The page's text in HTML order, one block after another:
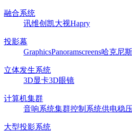
融合系统
讯维创凯大视Hapry
投影幕
GraphicsPanoramscreens哈克尼斯
立体发生系统
3D显卡3D眼镜
计算机集群
音响系统集群控制系统供电稳
大型投影系统